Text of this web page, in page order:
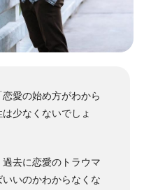
恋愛の始め方がわから
少なくないでしょ
去に恋愛のトラウマ
いのかわからなくな